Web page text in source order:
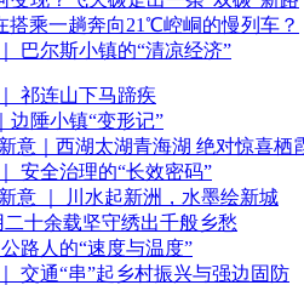
乘一趟奔向21℃崆峒的慢列车？
巴尔斯小镇的“清凉经济”
祁连山下马蹄疾
边陲小镇“变形记”
意｜西湖太湖青海湖 绝对惊喜栖
安全治理的“长效密码”
意 ｜ 川水起新洲，水墨绘新城
十余载坚守绣出千般乡愁
路人的“速度与温度”
交通“串”起乡村振兴与强边固防